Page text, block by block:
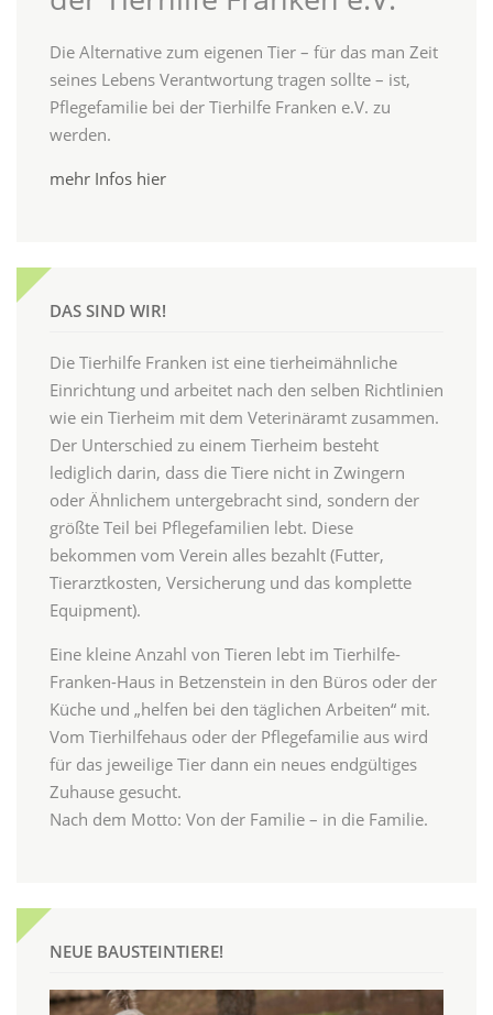
Die Alternative zum eigenen Tier – für das man Zeit
seines Lebens Verantwortung tragen sollte – ist,
Pflegefamilie bei der Tierhilfe Franken e.V. zu
werden.
mehr Infos hier
DAS SIND WIR!
Die Tierhilfe Franken ist eine tierheimähnliche
Einrichtung und arbeitet nach den selben Richtlinien
wie ein Tierheim mit dem Veterinäramt zusammen.
Der Unterschied zu einem Tierheim besteht
lediglich darin, dass die Tiere nicht in Zwingern
oder Ähnlichem untergebracht sind, sondern der
größte Teil bei Pflegefamilien lebt. Diese
bekommen vom Verein alles bezahlt (Futter,
Tierarztkosten, Versicherung und das komplette
Equipment).
Eine kleine Anzahl von Tieren lebt im Tierhilfe-
Franken-Haus in Betzenstein in den Büros oder der
Küche und „helfen bei den täglichen Arbeiten“ mit.
Vom Tierhilfehaus oder der Pflegefamilie aus wird
für das jeweilige Tier dann ein neues endgültiges
Zuhause gesucht.
Nach dem Motto: Von der Familie – in die Familie.
NEUE BAUSTEINTIERE!